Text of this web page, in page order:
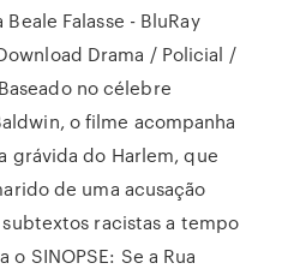
Beale Falasse - BluRay
Drama / Policial /
no célebre
o filme acompanha
grávida do Harlem, que
de uma acusação
racistas a tempo
SINOPSE: Se a Rua